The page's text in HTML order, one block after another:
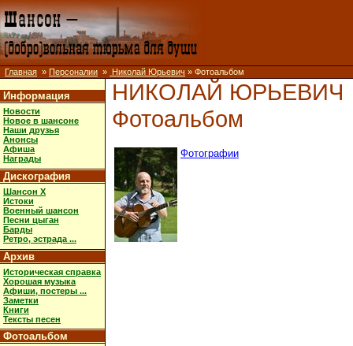
Главная » Персоналии » Николай Юрьевич » Фотоальбом
Информация
Новости
Новое в шансоне
Наши друзья
Анонсы
Афиша
Награды
Дискография
Шансон X
Истоки
Военный шансон
Песни цыган
Барды
Ретро, эстрада ...
Архив
Историческая справка
Хорошая музыка
Афиши, постеры ...
Заметки
Книги
Тексты песен
Фотоальбом
НИКОЛАЙ ЮРЬЕВИЧ
Фотоальбом
Фотографии